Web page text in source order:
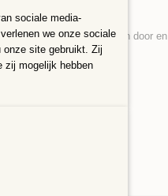
sociale media-
we onze sociale
onze site gebruikt. Zij
zij mogelijk hebben
kleuren, ze zijn door en